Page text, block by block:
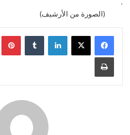
(الصورة من الأرشيف)
لينكدإن
طباعة